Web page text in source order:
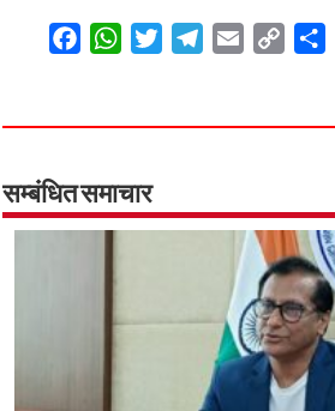
F
e
o
o
W
t
A
p
T
t
r
T
e
a
E
i
C
y
n
k
r
सम्बंधित समाचार